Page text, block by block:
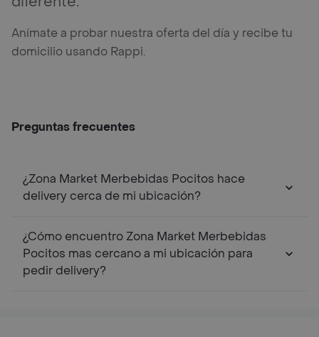
Anímate a probar nuestra oferta del día y recibe tu
domicilio usando Rappi.
Preguntas frecuentes
¿Zona Market Merbebidas Pocitos hace
delivery cerca de mi ubicación?
¿Cómo encuentro Zona Market Merbebidas
Pocitos mas cercano a mi ubicación para
pedir delivery?